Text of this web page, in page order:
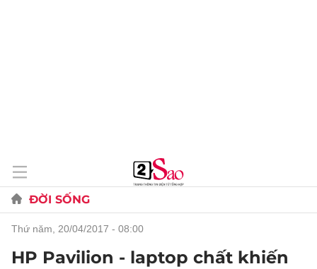
ĐỜI SỐNG
thứ năm, 20/04/2017 - 08:00
HP Pavilion - laptop chất khiến